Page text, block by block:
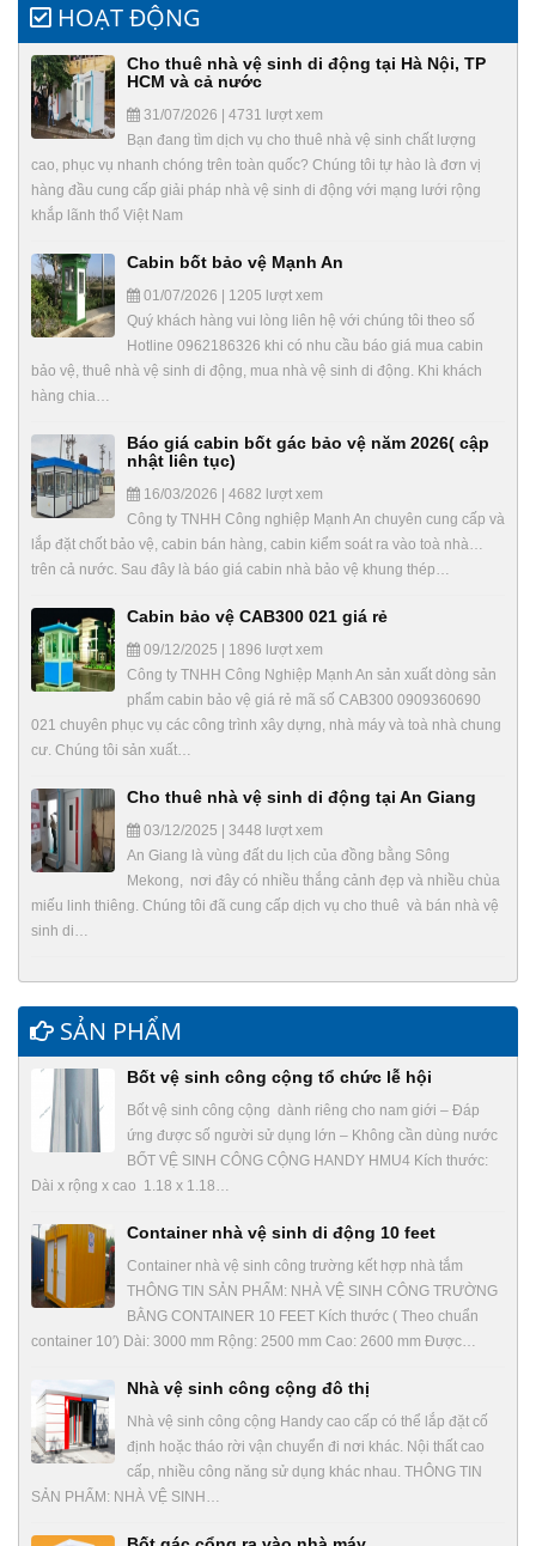
HOẠT ĐỘNG
Cho thuê nhà vệ sinh di động tại Hà Nội, TP
HCM và cả nước
31/07/2026 | 4731 lượt xem
Bạn đang tìm dịch vụ cho thuê nhà vệ sinh chất lượng
cao, phục vụ nhanh chóng trên toàn quốc? Chúng tôi tự hào là đơn vị
hàng đầu cung cấp giải pháp nhà vệ sinh di động với mạng lưới rộng
khắp lãnh thổ Việt Nam
Cabin bốt bảo vệ Mạnh An
01/07/2026 | 1205 lượt xem
Quý khách hàng vui lòng liên hệ với chúng tôi theo số
Hotline 0962186326 khi có nhu cầu báo giá mua cabin
bảo vệ, thuê nhà vệ sinh di động, mua nhà vệ sinh di động. Khi khách
hàng chia…
Báo giá cabin bốt gác bảo vệ năm 2026( cập
nhật liên tục)
16/03/2026 | 4682 lượt xem
Công ty TNHH Công nghiệp Mạnh An chuyên cung cấp và
lắp đặt chốt bảo vệ, cabin bán hàng, cabin kiểm soát ra vào toà nhà…
trên cả nước. Sau đây là báo giá cabin nhà bảo vệ khung thép…
Cabin bảo vệ CAB300 021 giá rẻ
09/12/2025 | 1896 lượt xem
Công ty TNHH Công Nghiệp Mạnh An sản xuất dòng sản
phẩm cabin bảo vệ giá rẻ mã số CAB300 0909360690
021 chuyên phục vụ các công trình xây dựng, nhà máy và toà nhà chung
cư. Chúng tôi sản xuất…
Cho thuê nhà vệ sinh di động tại An Giang
03/12/2025 | 3448 lượt xem
An Giang là vùng đất du lịch của đồng bằng Sông
Mekong, nơi đây có nhiều thắng cảnh đẹp và nhiều chùa
miếu linh thiêng. Chúng tôi đã cung cấp dịch vụ cho thuê và bán nhà vệ
sinh di…
SẢN PHẨM
Bốt vệ sinh công cộng tổ chức lễ hội
Bốt vệ sinh công cộng dành riêng cho nam giới – Đáp
ứng được số người sử dụng lớn – Không cần dùng nước
BỐT VỆ SINH CÔNG CỘNG HANDY HMU4 Kích thước:
Dài x rộng x cao 1.18 x 1.18…
Container nhà vệ sinh di động 10 feet
Container nhà vệ sinh công trường kết hợp nhà tắm
THÔNG TIN SẢN PHẨM: NHÀ VỆ SINH CÔNG TRƯỜNG
BẰNG CONTAINER 10 FEET Kích thước ( Theo chuẩn
container 10′) Dài: 3000 mm Rộng: 2500 mm Cao: 2600 mm Được…
Nhà vệ sinh công cộng đô thị
Nhà vệ sinh công cộng Handy cao cấp có thể lắp đặt cố
định hoặc tháo rời vận chuyển đi nơi khác. Nội thất cao
cấp, nhiều công năng sử dụng khác nhau. THÔNG TIN
SẢN PHẨM: NHÀ VỆ SINH…